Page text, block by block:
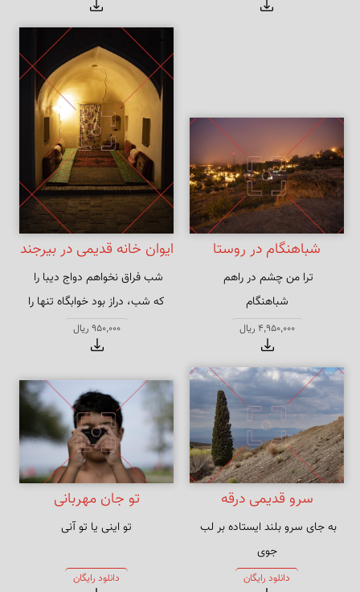
شباهنگام در روستا
شباهنگام
4,950,000 ریال
ایوان خانه قدیمی در بیرجند
که شب، دراز بود خوابگاه تنها را
950,000 ریال
سرو قدیمی درقه
به جای سرو بلند ایستاده بر لب
چرا نظر نکنی یار سرو بالا را ؟
دانلود رایگان
تو جان مهربانی
تو اینی یا تو آنی
دانلود رایگان